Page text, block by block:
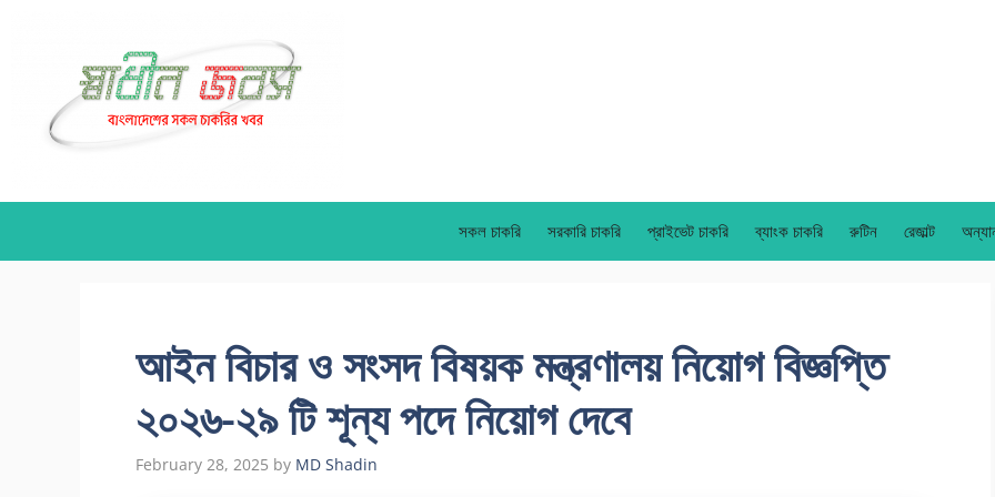
সকল চাকরি সরকারি চাকরি প্রাইভেট চাকরি ব্যাংক চাকরি রুটিন রেজাল্ট
আইন বিচার ও সংসদ বিষয়ক মন্ত্রণালয় নিয়োগ বিজ্ঞপ্তি
২০২৬-২৯ টি শূন্য পদে নিয়োগ দেবে
February 28, 2025 by MD Shadin